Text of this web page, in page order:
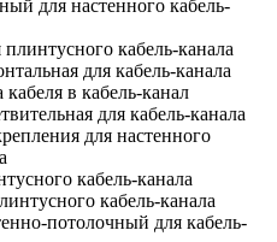
для настенного кабель-
кабель-канала
для кабель-канала
в кабель-канал
для кабель-канала
для настенного
кабель-канала
кабель-канала
потолочный для кабель-